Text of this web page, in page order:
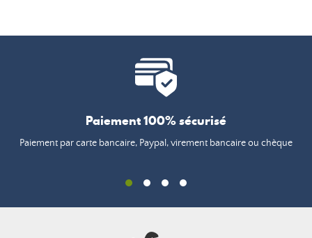
Paiement 100% sécurisé
Paiement par carte bancaire, Paypal, virement bancaire ou chèque